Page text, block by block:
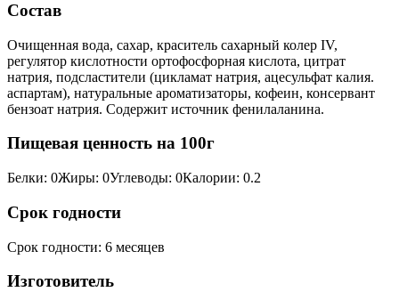
Состав
Очищенная вода, сахар, краситель сахарный колер IV,
регулятор кислотности ортофосфорная кислота, цитрат
натрия, подсластители (цикламат натрия, ацесульфат калия.
аспартам), натуральные ароматизаторы, кофеин, консервант
бензоат натрия. Содержит источник фенилаланина.
Пищевая ценность на 100г
Белки: 0Жиры: 0Углеводы: 0Калории: 0.2
Срок годности
Срок годности: 6 месяцев
Изготовитель